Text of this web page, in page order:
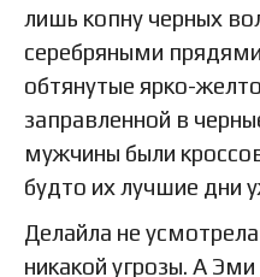
лишь копну черных
серебряными
обтянутые ярко-
заправленной в
мужчины были
будто их лучшие дни
Делайла не
никакой угрозы. А